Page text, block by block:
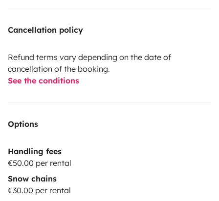
Cancellation policy
Refund terms vary depending on the date of
cancellation of the booking.
See the conditions
Options
Handling fees
€50.00 per rental
Snow chains
€30.00 per rental